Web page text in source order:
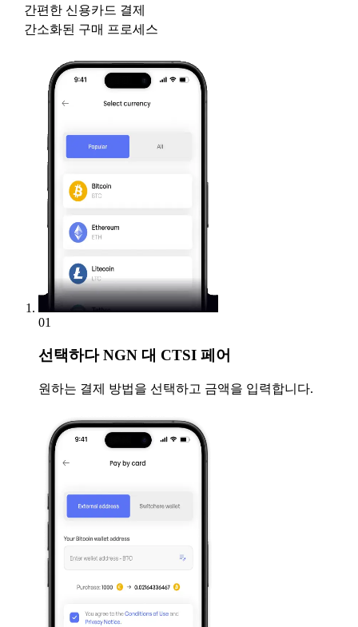
간편한 신용카드 결제
간소화된 구매 프로세스
01
선택하다NGN 대 CTSI 페어
원하는 결제 방법을 선택하고 금액을 입력합니다.